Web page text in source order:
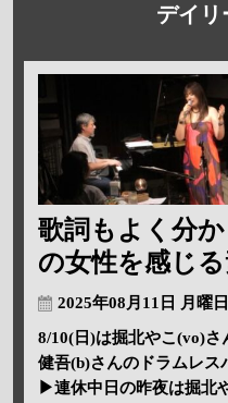
デイリ
歌詞もよく分
の女性を感じ
2025年08月11日 月曜日
8/10(日)は掘北やこ(vo)
健吾(b)さんのドラムレス
▶連休中日の昨夜は掘北